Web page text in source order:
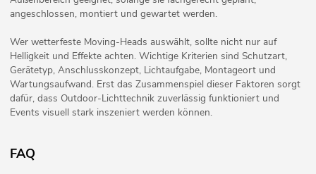
angeschlossen, montiert und gewartet werden.
Wer wetterfeste Moving-Heads auswählt, sollte nicht nur auf
Helligkeit und Effekte achten. Wichtige Kriterien sind Schutzart,
Gerätetyp, Anschlusskonzept, Lichtaufgabe, Montageort und
Wartungsaufwand. Erst das Zusammenspiel dieser Faktoren sorgt
dafür, dass Outdoor-Lichttechnik zuverlässig funktioniert und
Events visuell stark inszeniert werden können.
FAQ